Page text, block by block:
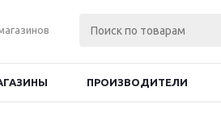
ПРОИЗВОДИТЕЛИ